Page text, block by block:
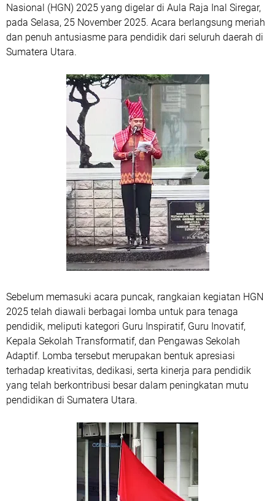
Nasional (HGN) 2025 yang digelar di Aula Raja Inal Siregar,
pada Selasa, 25 November 2025. Acara berlangsung meriah
dan penuh antusiasme para pendidik dari seluruh daerah di
Sumatera Utara.
Sebelum memasuki acara puncak, rangkaian kegiatan HGN
2025 telah diawali berbagai lomba untuk para tenaga
pendidik, meliputi kategori Guru Inspiratif, Guru Inovatif,
Kepala Sekolah Transformatif, dan Pengawas Sekolah
Adaptif. Lomba tersebut merupakan bentuk apresiasi
terhadap kreativitas, dedikasi, serta kinerja para pendidik
yang telah berkontribusi besar dalam peningkatan mutu
pendidikan di Sumatera Utara.